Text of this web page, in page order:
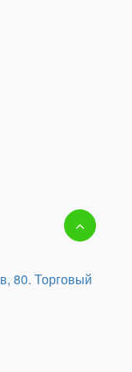
80. Торговый